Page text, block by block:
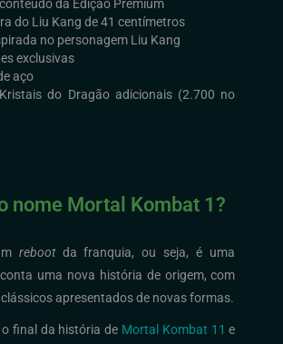
da Edição Premium
do Liu Kang de 41 centímetros
no personagem Liu Kang
exclusivas
aço
do Dragão adicionais (2.700 no
nome Mortal Kombat 1?
rebootda franquia, ou seja, é uma
uma nova história de origem, com
apresentados de novas formas.
o final da história de Mortal Kombat 11 e